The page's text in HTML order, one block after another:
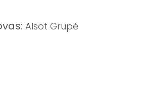
Alsot Grupė